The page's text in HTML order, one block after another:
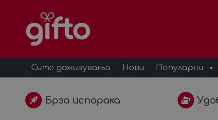
Сите доживувања Нови Популарни
Брза испорака